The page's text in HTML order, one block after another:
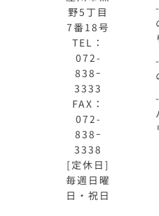
野5丁目
7番18号
TEL：
072-
838ｰ
3333
FAX：
072-
838ｰ
3338
[定休日]
毎週日曜
日・祝日